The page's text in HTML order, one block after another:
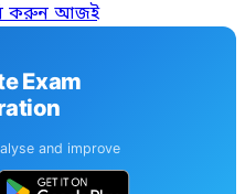
করুন আজই
Exam
and improve